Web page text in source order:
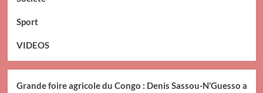
Sport
VIDEOS
Grande foire agricole du Congo : Denis Sassou-N’Guesso a